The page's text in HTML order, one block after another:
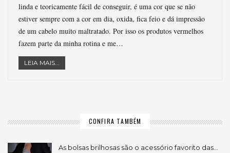
linda e teoricamente fácil de conseguir, é uma cor que se não
estiver sempre com a cor em dia, oxida, fica feio e dá impressão
de um cabelo muito maltratado. Por isso os produtos vermelhos
fazem parte da minha rotina e me…
LEIA MAIS...
CONFIRA TAMBÉM
As bolsas brilhosas são o acessório favorito das…